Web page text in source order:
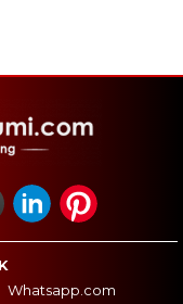
Whatsapp.com